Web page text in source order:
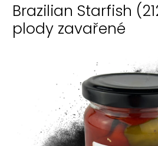
Brazilian Starfish
plody zavařené